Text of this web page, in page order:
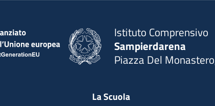
Istituto Comprensivo
Sampierdarena
Piazza Del
La Scuola